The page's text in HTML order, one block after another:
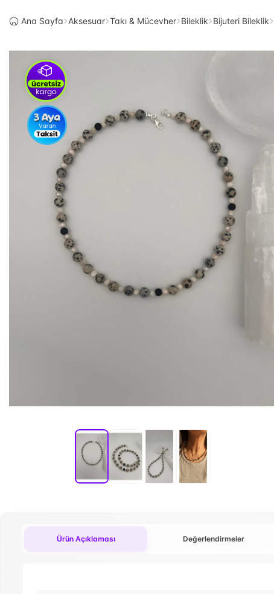
Ana Sayfa Aksesuar Takı & Mücevher Bileklik Bijuteri Bileklik
Ürün Açıklaması Değerlendirmeler